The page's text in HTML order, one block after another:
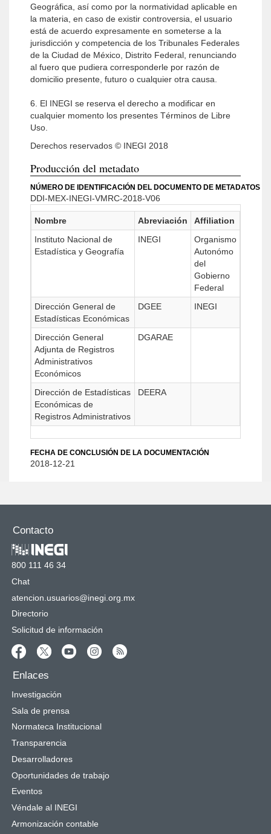
Geográfica, así como por la normatividad aplicable en
la materia, en caso de existir controversia, el usuario
está de acuerdo expresamente en someterse a la
jurisdicción y competencia de los Tribunales Federales
de la Ciudad de México, Distrito Federal, renunciando
al fuero que pudiera corresponderle por razón de
domicilio presente, futuro o cualquier otra causa.
6. El INEGI se reserva el derecho a modificar en
cualquier momento los presentes Términos de Libre
Uso.
Derechos reservados © INEGI 2018
Producción del metadato
NÚMERO DE IDENTIFICACIÓN DEL DOCUMENTO DE METADATOS
DDI-MEX-INEGI-VMRC-2018-V06
Nombre Abreviación
Affiliation
Instituto Nacional de
Estadística y Geografía
INEGI
Organismo
Autonómo
del
Gobierno
Federal
Dirección General de
Estadísticas Económicas
DGEE INEGI
Dirección General
Adjunta de Registros
Administrativos
Económicos
DGARAE
Dirección de Estadísticas
Económicas de
Registros Administrativos
DEERA
FECHA DE CONCLUSIÓN DE LA DOCUMENTACIÓN
2018-12-21
Contacto
800 111 46 34
Chat
atencion.usuarios@inegi.org.mx
Directorio
Solicitud de información
Enlaces
Investigación
Sala de prensa
Normateca Institucional
Transparencia
Desarrolladores
Oportunidades de trabajo
Eventos
Véndale al INEGI
Armonización contable